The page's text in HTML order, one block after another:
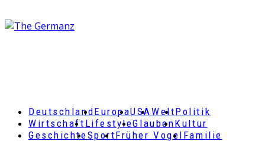
DeutschlandEuropaUSAWeltPolitik
Wirtschaft LifestyleGlaubenKultur
GeschichteSportFrüher Vogel Familie